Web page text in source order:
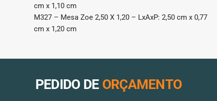
cm x 1,10 cm
M327 – Mesa Zoe 2,50 X 1,20 – LxAxP: 2,50 cm x 0,77
cm x 1,20 cm
PEDIDO DE ORÇAMENTO